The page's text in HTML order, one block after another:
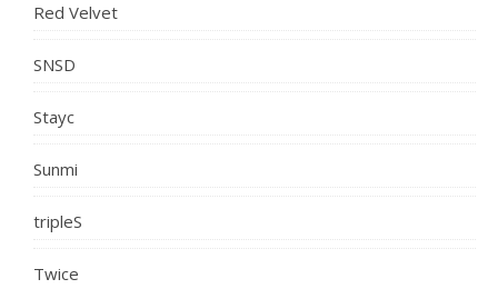
Red Velvet
SNSD
Stayc
Sunmi
tripleS
Twice